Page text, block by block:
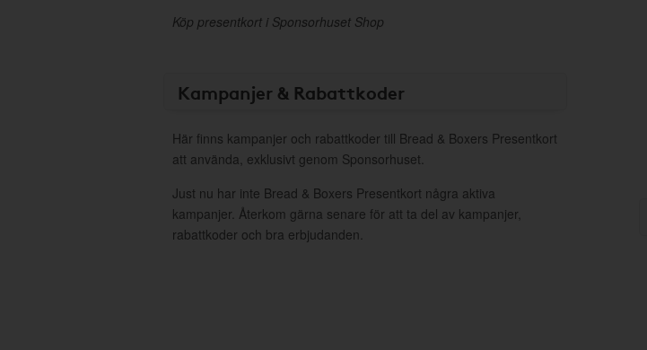
Köp presentkort i Sponsorhuset Shop
Kampanjer & Rabattkoder
Här finns kampanjer och rabattkoder till Bread & Boxers Presentkort
att använda, exklusivt genom Sponsorhuset.
Just nu har inte Bread & Boxers Presentkort några aktiva
kampanjer. Återkom gärna senare för att ta del av kampanjer,
rabattkoder och bra erbjudanden.